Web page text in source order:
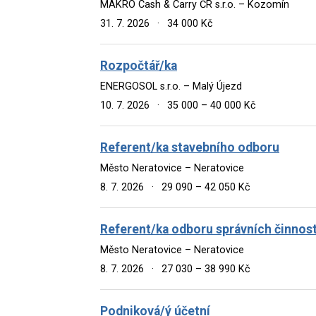
MAKRO Cash & Carry ČR s.r.o. – Kozomín
31. 7. 2026
· 34 000 Kč
Rozpočtář/ka
ENERGOSOL s.r.o. – Malý Újezd
10. 7. 2026
· 35 000 – 40 000 Kč
Referent/ka stavebního odboru
Město Neratovice – Neratovice
8. 7. 2026
· 29 090 – 42 050 Kč
Referent/ka odboru správních
Město Neratovice – Neratovice
8. 7. 2026
· 27 030 – 38 990 Kč
Podniková/ý účetní